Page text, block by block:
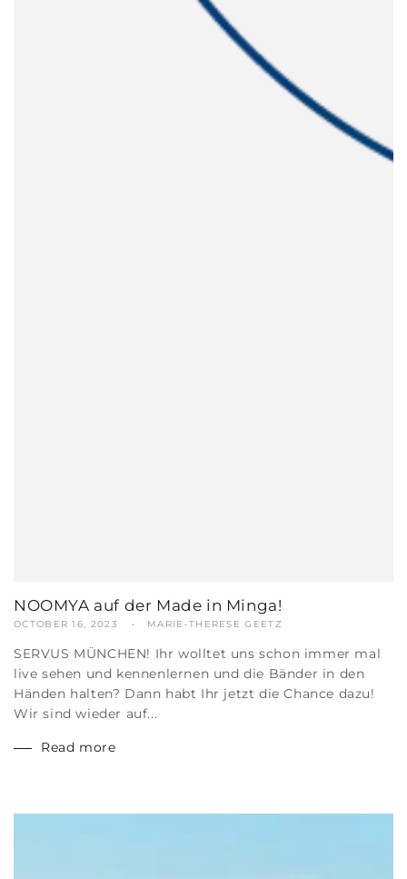
NOOMYA auf der Made in Minga!
OCTOBER 16, 2023 MARIE-THERESE GEETZ
SERVUS MÜNCHEN! Ihr wolltet uns schon immer mal
live sehen und kennenlernen und die Bänder in den
Händen halten? Dann habt Ihr jetzt die Chance dazu!
Wir sind wieder auf...
Read more